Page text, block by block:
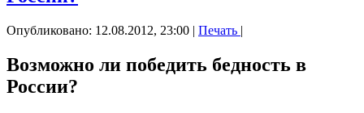
Опубликовано: 12.08.2012, 23:00 | Печать |
Возможно ли победить бедность в
России?